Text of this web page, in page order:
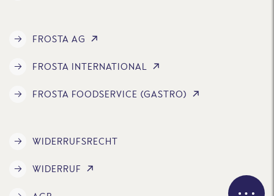
FROSTA AG
FROSTA INTERNATIONAL
FROSTA FOODSERVICE (GASTRO)
WIDERRUFSRECHT
WIDERRUF